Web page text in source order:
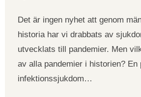
Det är ingen nyhet att genom
historia har vi drabbats av
utvecklats till pandemier. Men
av alla pandemier i historien? En
infektionssjukdom…